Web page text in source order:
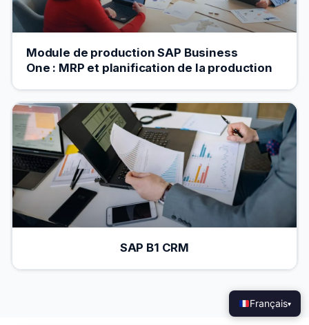
Module de production SAP Business
One : MRP et planification de la production
SAP B1 CRM
Français▾